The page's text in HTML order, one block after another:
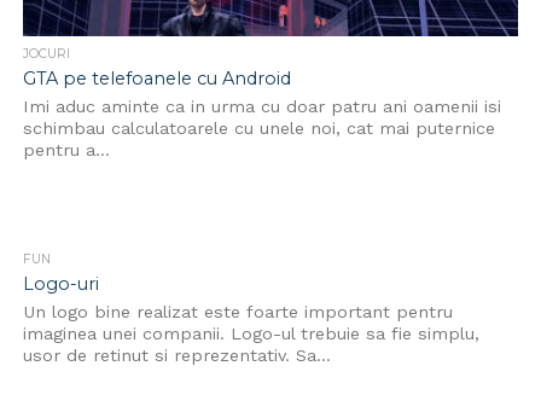
JOCURI
GTA pe telefoanele cu Android
Imi aduc aminte ca in urma cu doar patru ani oamenii isi
schimbau calculatoarele cu unele noi, cat mai puternice
pentru a...
FUN
Logo-uri
Un logo bine realizat este foarte important pentru
imaginea unei companii. Logo-ul trebuie sa fie simplu,
usor de retinut si reprezentativ. Sa...